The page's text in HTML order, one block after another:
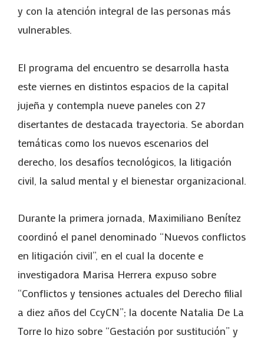
y con la atención integral de las personas más
vulnerables.
El programa del encuentro se desarrolla hasta
este viernes en distintos espacios de la capital
jujeña y contempla nueve paneles con 27
disertantes de destacada trayectoria. Se abordan
temáticas como los nuevos escenarios del
derecho, los desafíos tecnológicos, la litigación
civil, la salud mental y el bienestar organizacional.
Durante la primera jornada, Maximiliano Benítez
coordinó el panel denominado “Nuevos conflictos
en litigación civil”, en el cual la docente e
investigadora Marisa Herrera expuso sobre
“Conflictos y tensiones actuales del Derecho filial
a diez años del CcyCN”; la docente Natalia De La
Torre lo hizo sobre “Gestación por sustitución” y